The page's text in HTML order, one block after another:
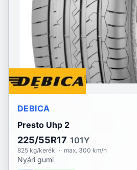
Riken
RoadX
Rotalla
Sailun
Sebring
Security
DEBICA
Presto Uhp 2
225/55R17 101Y
825 kg/kerék · max. 300 km/h
Nyári gumi